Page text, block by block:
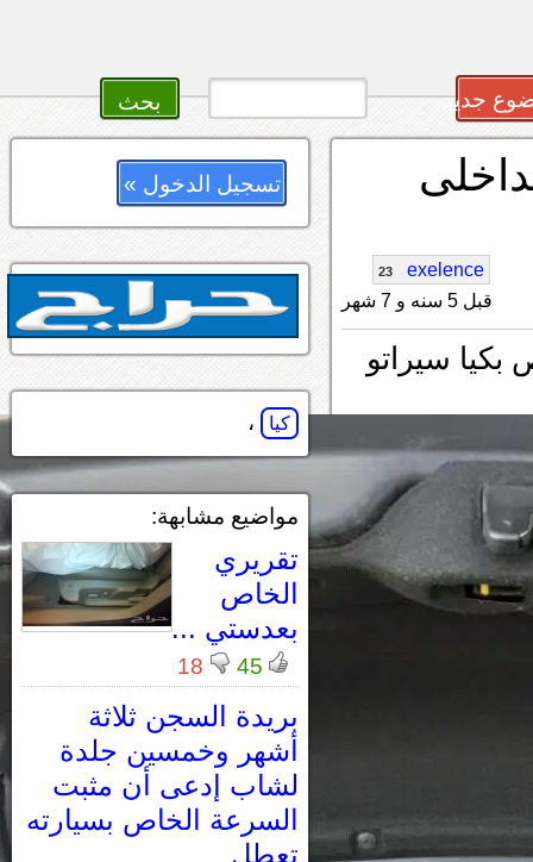
جديد
exelence
23
قبل 5 سنه و 7 شهر
سيراتو
تسجيل الدخول »
كيا ،
مواضيع مشابهة:
تقريري
الخاص
بعدستي ...
45
18
بريدة السجن ثلاثة
أشهر وخمسين جلدة
لشاب إدعى أن مثبت
السرعة الخاص بسيارته
تعطل